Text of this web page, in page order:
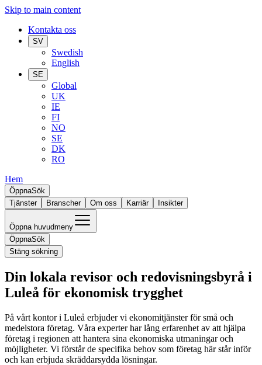
Skip to main content
Kontakta oss
SV
Swedish
English
SE
Global
UK
IE
FI
NO
SE
DK
RO
Hem
ÖppnaSök
Tjänster
Branscher Om oss Karriär Insikter
Öppna huvudmeny
ÖppnaSök
Stäng sökning
Din lokala revisor och redovisningsbyrå i
Luleå för ekonomisk trygghet
På vårt kontor i Luleå erbjuder vi ekonomitjänster för små och
medelstora företag. Våra experter har lång erfarenhet av att hjälpa
företag i regionen att hantera sina ekonomiska utmaningar och
möjligheter. Vi förstår de specifika behov som företag här står inför
och kan erbjuda skräddarsydda lösningar.